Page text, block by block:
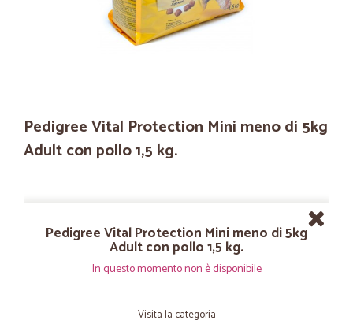
Pedigree Vital Protection Mini meno di 5kg
Adult con pollo 1,5 kg.
Pedigree Vital Protection Mini meno di 5kg
Adult con pollo 1,5 kg.
In questo momento non è disponibile
Visita la categoria